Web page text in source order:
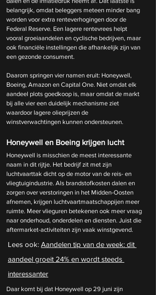
belangrijk, omdat beleggers meteen minder bang
worden voor extra renteverhogingen door de
Federal Reserve. Een lagere rentevrees helpt
vooral groeiaandelen en cyclische bedrijven, maar
ook financiële instellingen die afhankelijk zijn van
een gezonde consument.
Daarom springen vier namen eruit: Honeywell,
Boeing, Amazon en Capital One. Niet omdat elk
aandeel plots goedkoop is, maar omdat de markt
bij alle vier een duidelijk mechanisme ziet
waardoor lagere olieprijzen de
winstverwachtingen kunnen ondersteunen.
Honeywell en Boeing krijgen lucht
Honeywell is misschien de meest interessante
naam in dit rijtje. Het bedrijf zit met zijn
luchtvaarttak dicht op de motor van de reis- en
vliegtuigindustrie. Als brandstofkosten dalen en
zorgen over verstoringen in het Midden-Oosten
afnemen, krijgen luchtvaartmaatschappijen meer
ruimte. Meer vlieguren betekenen ook meer vraag
naar onderhoud, onderdelen en diensten. Juist die
aftermarket-activiteiten zijn vaak winstgevend.
Lees ook: Aandelen tip van de week: dit
aandeel groeit 24% en wordt steeds
interessanter
Daar komt bij dat Honeywell op 29 juni zijn